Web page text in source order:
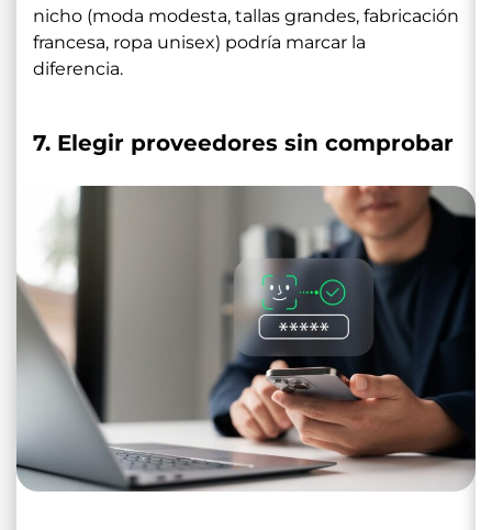
nicho (moda modesta, tallas grandes, fabricación
francesa, ropa unisex) podría marcar la
diferencia.
7. Elegir proveedores sin comprobar